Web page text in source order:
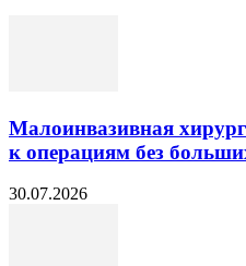
Малоинвазивная
к операциям без
30.07.2026